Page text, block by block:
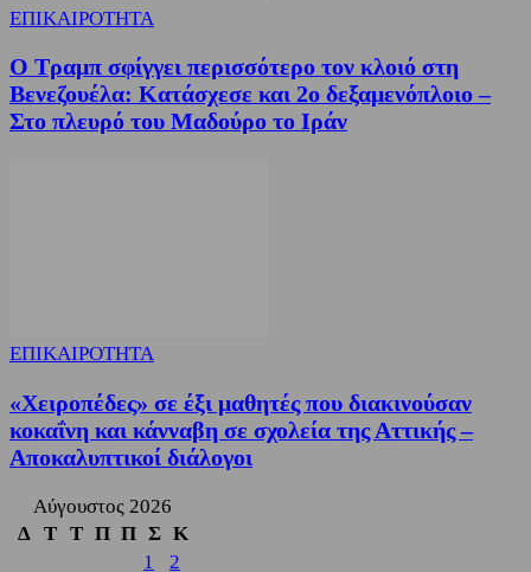
ΕΠΙΚΑΙΡΟΤΗΤΑ
Ο Τραμπ σφίγγει περισσότερο τον κλοιό στη
Βενεζουέλα: Κατάσχεσε και 2ο δεξαμενόπλοιο –
Στο πλευρό του Μαδούρο το Ιράν
ΕΠΙΚΑΙΡΟΤΗΤΑ
«Χειροπέδες» σε έξι μαθητές που διακινούσαν
κοκαΐνη και κάνναβη σε σχολεία της Αττικής –
Αποκαλυπτικοί διάλογοι
Αύγουστος 2026
Δ
Τ Τ Π Π Σ Κ
1
2